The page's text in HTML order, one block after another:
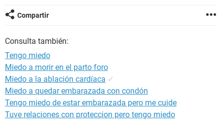
GLOSARIO
Compartir
Consulta también:
Tengo miedo
Miedo a morir en el parto foro
Miedo a la ablación cardíaca ✓
Miedo a quedar embarazada con condón
Tengo miedo de estar embarazada pero me cuide
Tuve relaciones con proteccion pero tengo miedo